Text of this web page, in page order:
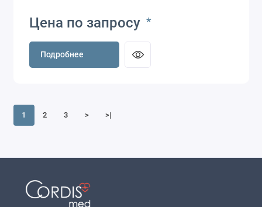
Цена по запросу *
Подробнее
1 2 3 > >|